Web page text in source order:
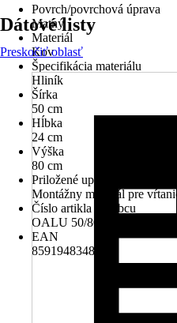
Povrch/povrchová úprava
Matný
Materiál
Kov
Špecifikácia materiálu
Hliník
Šírka
50 cm
Hĺbka
24 cm
Výška
80 cm
Priložené upevnenie
Montážny materiál pre vŕtanie
Číslo artikla výrobcu
OALU 50/80 S
EAN
8591948348467
Dátové listy
Preskočiť oblasť